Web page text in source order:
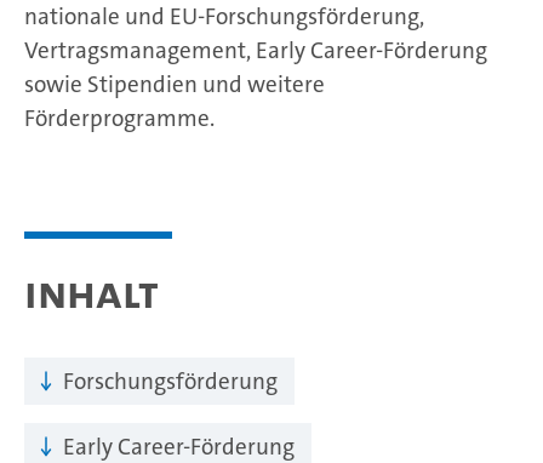
nationale und EU-Forschungsförderung,
Vertragsmanagement, Early Career-Förderung
sowie Stipendien und weitere
Förderprogramme.
Inhalt
Forschungsförderung
Early Career-Förderung